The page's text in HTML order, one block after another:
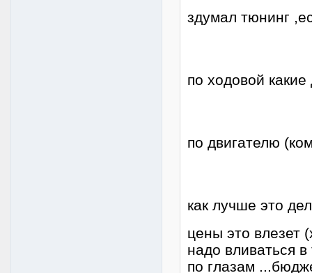
здумал тюнинг
по ходовой какие
по двигателю
как лучше это
цены это влезет
надо вливаться
по глазам